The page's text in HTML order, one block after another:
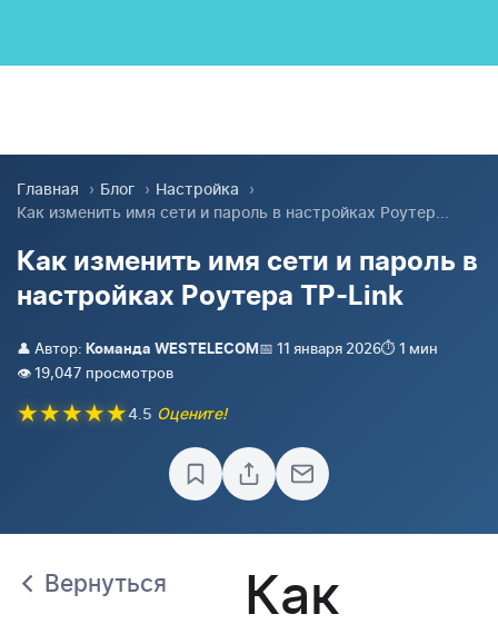
Главная › Блог › Настройка
›
Как изменить имя сети и пароль в настройках Роутер...
Как изменить имя сети и пароль в
настройках Роутера TP-Link
👤 Автор: Команда WESTELECOM 📅 11 января 2026⏱️ 1 мин
👁️ 19,047 просмотров
★★★★★4.5 Оцените!
Вернуться
Как